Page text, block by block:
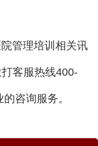
管理培训相关讯
客服热线400-
咨询服务。